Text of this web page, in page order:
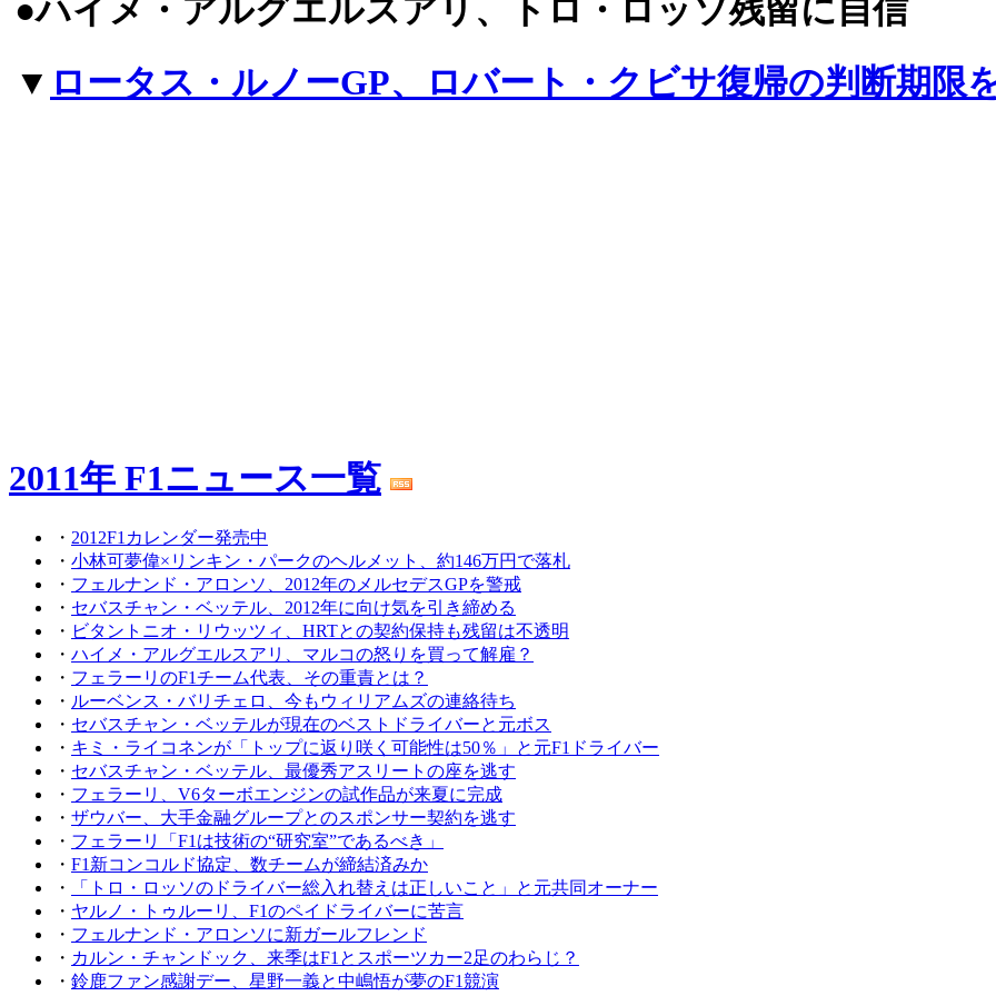
●ハイメ・アルグエルスアリ、トロ・ロッソ残留に自信
▼ ロータス・ルノーGP、ロバート・クビサ復帰の判断期限
2011年 F1ニュース一覧
・ 2012F1カレンダー発売中
・ 小林可夢偉×リンキン・パークのヘルメット、約146万円で落札
・ フェルナンド・アロンソ、2012年のメルセデスGPを警戒
・ セバスチャン・ベッテル、2012年に向け気を引き締める
・ ビタントニオ・リウッツィ、HRTとの契約保持も残留は不透明
・ ハイメ・アルグエルスアリ、マルコの怒りを買って解雇？
・ フェラーリのF1チーム代表、その重責とは？
・ ルーベンス・バリチェロ、今もウィリアムズの連絡待ち
・ セバスチャン・ベッテルが現在のベストドライバーと元ボス
・ キミ・ライコネンが「トップに返り咲く可能性は50％」と元F1ドライバー
・ セバスチャン・ベッテル、最優秀アスリートの座を逃す
・ フェラーリ、V6ターボエンジンの試作品が来夏に完成
・ ザウバー、大手金融グループとのスポンサー契約を逃す
・ フェラーリ「F1は技術の“研究室”であるべき」
・ F1新コンコルド協定、数チームが締結済みか
・
「トロ・ロッソのドライバー総入れ替えは正しいこと」と元共同オーナー
・ ヤルノ・トゥルーリ、F1のペイドライバーに苦言
・ フェルナンド・アロンソに新ガールフレンド
・ カルン・チャンドック、来季はF1とスポーツカー2足のわらじ？
・ 鈴鹿ファン感謝デー、星野一義と中嶋悟が夢のF1競演